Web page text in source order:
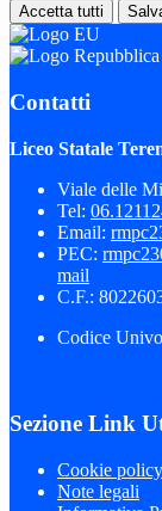
Accetta tutti
Contatti
Liceo Statale
Viale delle
Tel:
Email:
PEC:
mail
C.F.:
Codice
Sezione Link
Cookie policy
Note legali